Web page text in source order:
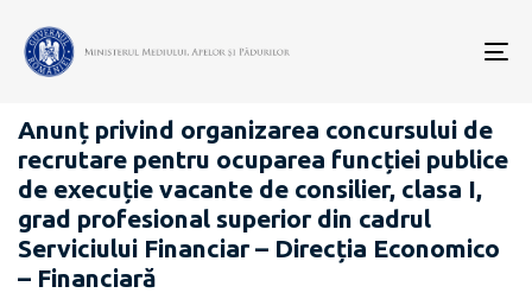
CARIERĂ
Anunț privind organizarea concursului de
recrutare pentru ocuparea funcției publice
de execuție vacante de consilier, clasa I,
grad profesional superior din cadrul
Serviciului Financiar – Direcția Economico
– Financiară
publicării: